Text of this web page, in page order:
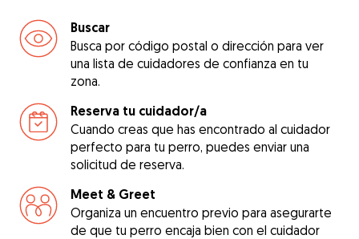
Buscar
Busca por código postal o dirección para ver
una lista de cuidadores de confianza en tu
zona.
Reserva tu cuidador/a
Cuando creas que has encontrado al cuidador
perfecto para tu perro, puedes enviar una
solicitud de reserva.
Meet & Greet
Organiza un encuentro previo para asegurarte
de que tu perro encaja bien con el cuidador